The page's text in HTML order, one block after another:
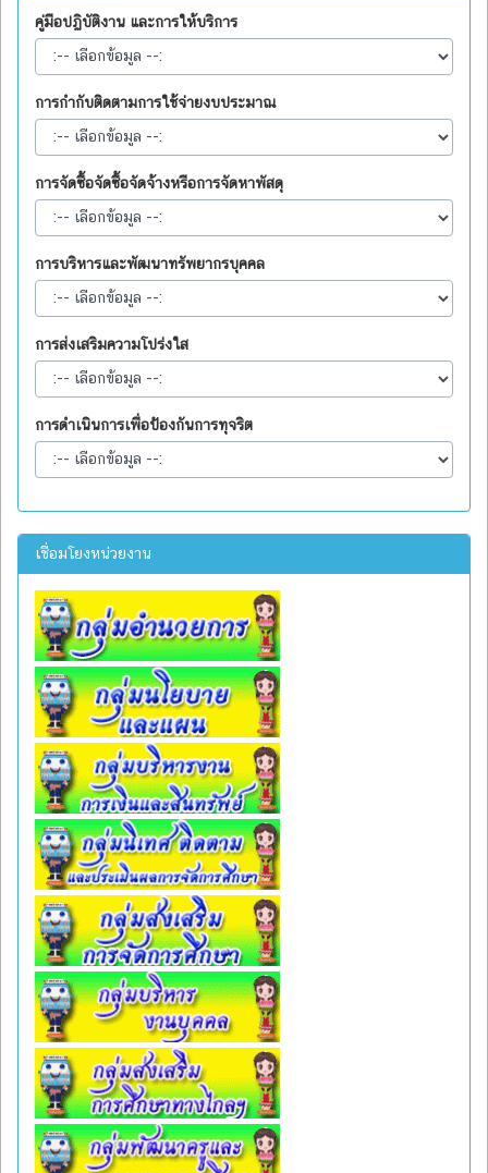
คู่มือปฏิบัติงาน และการให้บริการ
การกำกับติดตามการใช้จ่ายงบประมาณ
การจัดซื้อจัดซื้อจัดจ้างหรือการจัดหาพัสดุ
การบริหารและพัฒนาทรัพยากรบุคคล
การส่งเสริมความโปร่งใส
การดำเนินการเพื่อป้องกันการทุจริต
เชื่อมโยงหน่วยงาน